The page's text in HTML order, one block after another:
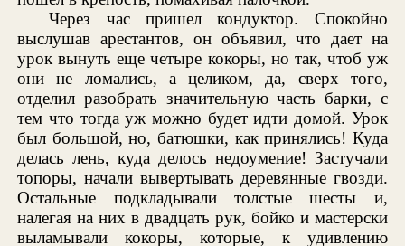
Через час пришел кондуктор. Спокойно
выслушав арестантов, он объявил, что дает на
урок вынуть еще четыре кокоры, но так, чтоб уж
они не ломались, а целиком, да, сверх того,
отделил разобрать значительную часть барки, с
тем что тогда уж можно будет идти домой. Урок
был большой, но, батюшки, как принялись! Куда
делась лень, куда делось недоумение! Застучали
топоры, начали вывертывать деревянные гвозди.
Остальные подкладывали толстые шесты и,
налегая на них в двадцать рук, бойко и мастерски
выламывали кокоры, которые, к удивлению